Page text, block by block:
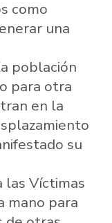
como
una
población
para otra
en la
su
las Víctimas
mano para